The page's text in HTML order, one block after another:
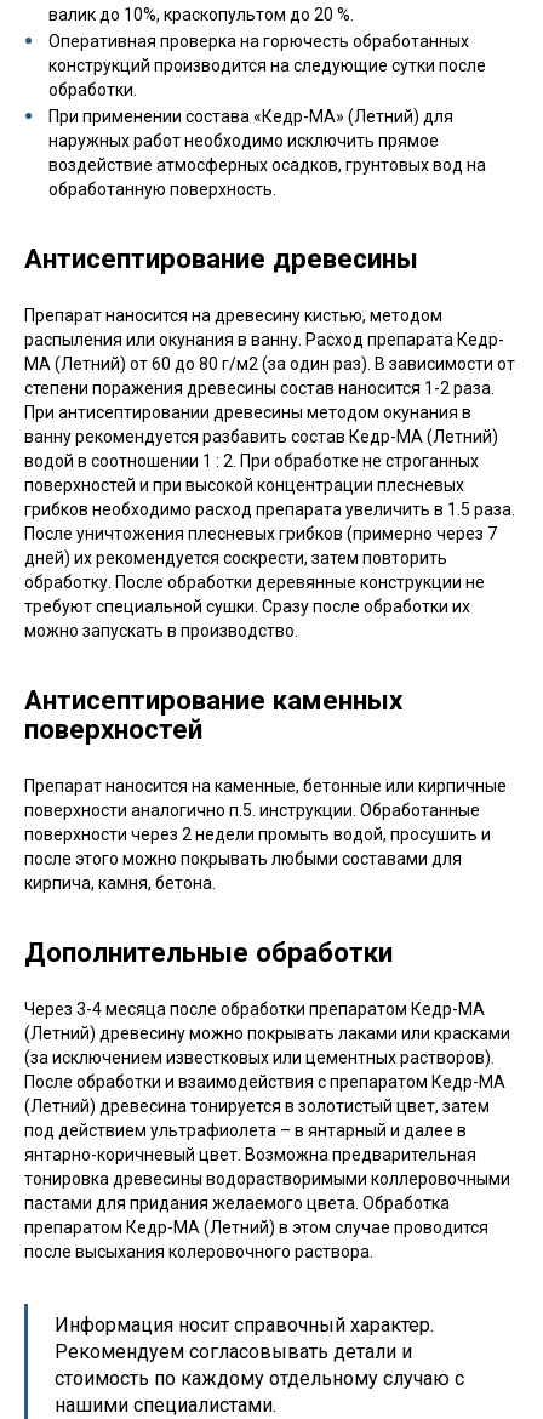
валик до 10%, краскопультом до 20 %.
Оперативная проверка на горючесть обработанных
конструкций производится на следующие сутки после
обработки.
При применении состава «Кедр-МА» (Летний) для
наружных работ необходимо исключить прямое
воздействие атмосферных осадков, грунтовых вод на
обработанную поверхность.
Антисептирование древесины
Препарат наносится на древесину кистью, методом
распыления или окунания в ванну. Расход препарата Кедр-
МА (Летний) от 60 до 80 г/м2 (за один раз). В зависимости от
степени поражения древесины состав наносится 1-2 раза.
При антисептировании древесины методом окунания в
ванну рекомендуется разбавить состав Кедр-МА (Летний)
водой в соотношении 1 : 2. При обработке не строганных
поверхностей и при высокой концентрации плесневых
грибков необходимо расход препарата увеличить в 1.5 раза.
После уничтожения плесневых грибков (примерно через 7
дней) их рекомендуется соскрести, затем повторить
обработку. После обработки деревянные конструкции не
требуют специальной сушки. Сразу после обработки их
можно запускать в производство.
Антисептирование каменных
поверхностей
Препарат наносится на каменные, бетонные или кирпичные
поверхности аналогично п.5. инструкции. Обработанные
поверхности через 2 недели промыть водой, просушить и
после этого можно покрывать любыми составами для
кирпича, камня, бетона.
Дополнительные обработки
Через 3-4 месяца после обработки препаратом Кедр-МА
(Летний) древесину можно покрывать лаками или красками
(за исключением известковых или цементных растворов).
После обработки и взаимодействия с препаратом Кедр-МА
(Летний) древесина тонируется в золотистый цвет, затем
под действием ультрафиолета – в янтарный и далее в
янтарно-коричневый цвет. Возможна предварительная
тонировка древесины водорастворимыми коллеровочными
пастами для придания желаемого цвета. Обработка
препаратом Кедр-МА (Летний) в этом случае проводится
после высыхания колеровочного раствора.
Информация носит справочный характер.
Рекомендуем согласовывать детали и
стоимость по каждому отдельному случаю с
нашими специалистами.